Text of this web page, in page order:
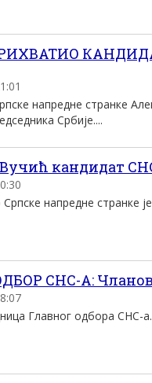
напредне странке
Србије....
кандидат
напредне странке
СНС-А:
Главног одбора СНС-